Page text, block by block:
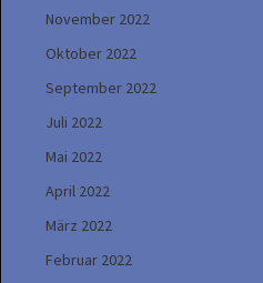
November 2022
Oktober 2022
September 2022
Juli 2022
Mai 2022
April 2022
März 2022
Februar 2022